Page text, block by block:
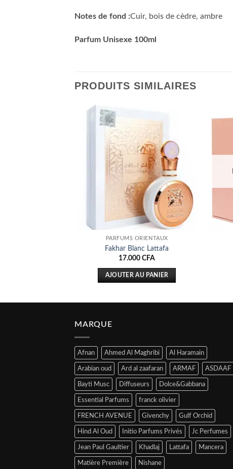
Notes de fond :Cuir, bois de cèdre, ambre
Parfum Unisexe 100ml
PRODUITS SIMILAIRES
à la liste
d’envies
PARFUMS ORIENTAUX
Fakhar Blanc Lattafa
17.000CFA
AJOUTER AU PANIER
MARQUE
Afnan Ahmed Al Maghribi Al Haramain
Arabian oud Ard al zaafaran ARMAF ASDAAF
Bayti Musc Diffuseurs Dolce&Gabbana
Essential Parfums franck olivier
FRENCH AVENUE Givenchy Gulf Orchid
Hind Al Oud Initio Parfums Privés Jc Perfumes
Jean Paul Gaultier Khadlaj Lattafa Mancera
Matière Première Nishane